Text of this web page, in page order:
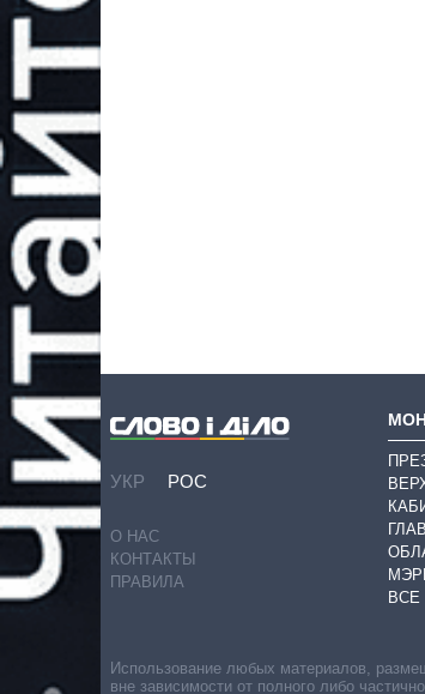
УКР РОС
О НАС
КОНТАКТЫ
ПРАВИЛА
ВСЕ
Использование любых материалов,
вне зависимости от полного либо